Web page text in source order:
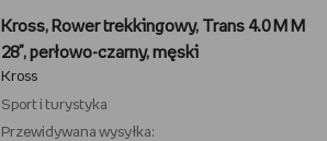
Kross, Rower trekkingowy, Trans 4.0 M M
28", perłowo-czarny, męski
Kross
Sport i turystyka
Przewidywana wysyłka: